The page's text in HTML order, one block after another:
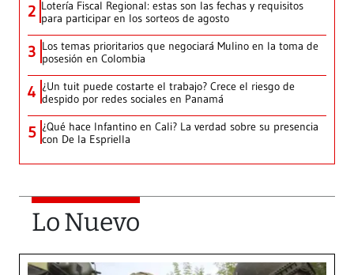
2 Lotería Fiscal Regional: estas son las fechas y requisitos
para participar en los sorteos de agosto
3 Los temas prioritarios que negociará Mulino en la toma de
posesión en Colombia
4 ¿Un tuit puede costarte el trabajo? Crece el riesgo de
despido por redes sociales en Panamá
5 ¿Qué hace Infantino en Cali? La verdad sobre su presencia
con De la Espriella
Lo Nuevo